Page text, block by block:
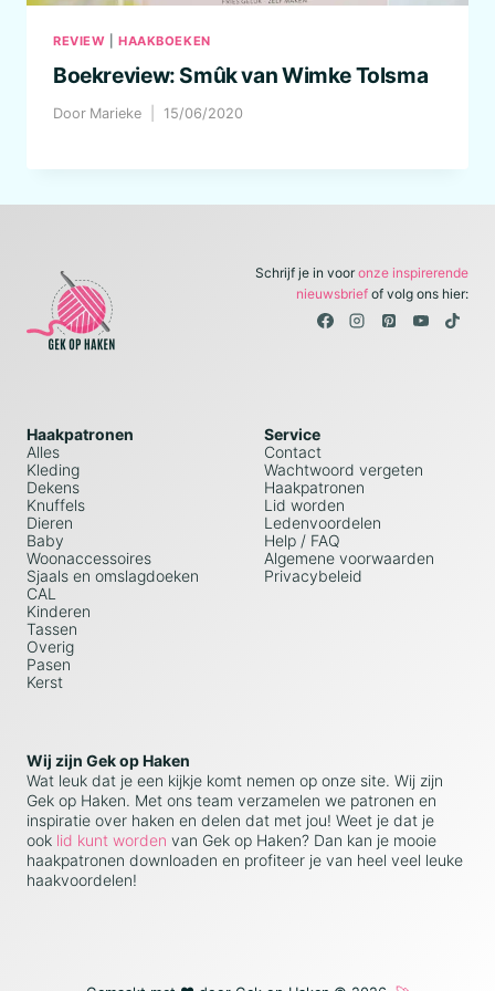
REVIEW |HAAKBOEKEN
Boekreview: Smûk van Wimke Tolsma
Door Marieke 15/06/2020
Schrijf je in vooronze inspirerende
nieuwsbriefof volg ons hier:
Haakpatronen
Alles
Kleding
Dekens
Knuffels
Dieren
Baby
Woonaccessoires
Sjaals en omslagdoeken
CAL
Kinderen
Tassen
Overig
Pasen
Kerst
Service
Contact
Wachtwoord vergeten
Haakpatronen
Lid worden
Ledenvoordelen
Help / FAQ
Algemene voorwaarden
Privacybeleid
Wij zijn Gek op Haken
Wat leuk dat je een kijkje komt nemen op onze site. Wij zijn
Gek op Haken. Met ons team verzamelen we patronen en
inspiratie over haken en delen dat met jou! Weet je dat je
ook lid kunt worden van Gek op Haken? Dan kan je mooie
haakpatronen downloaden en profiteer je van heel veel leuke
haakvoordelen!